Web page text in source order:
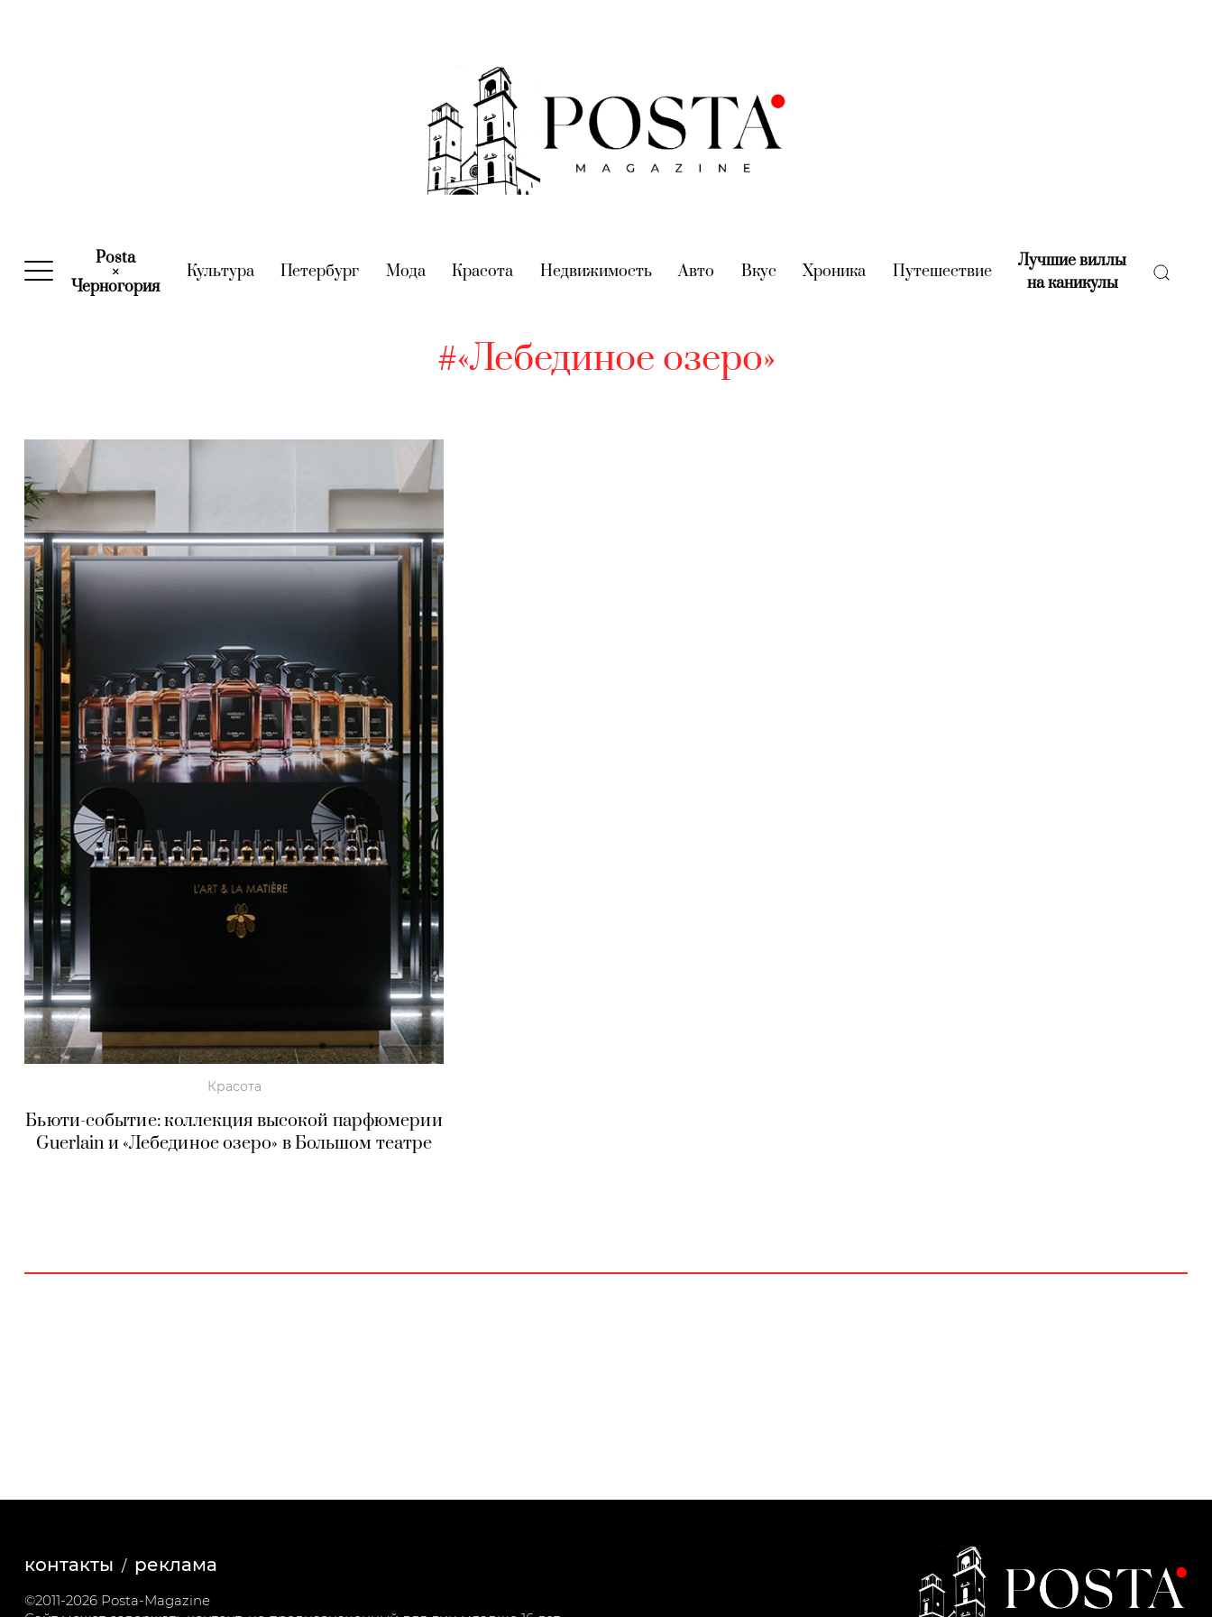
Posta
×
Черногория(current)
Культура(current)
Петербург (current)
Мода(current)
Красота (current)
Недвижимость(current)
Авто (current)
Вкус (current)
Хроника (current)
Путешествие(current)
Лучшие виллы
на каникулы(current)
#«Лебединое озеро»
Красота
Бьюти-событие: коллекция высокой парфюмерии
Guerlain и «Лебединое озеро» в Большом театре
контакты реклама
©2011-2026 Posta-Magazine